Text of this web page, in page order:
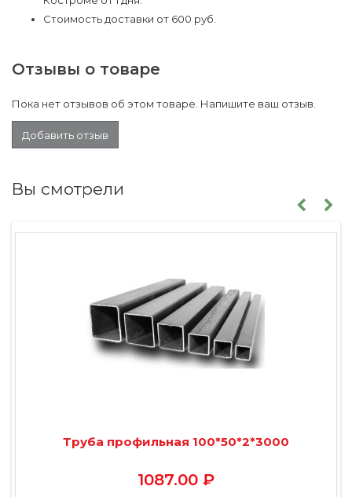
Стоимость доставки от 600 руб.
Отзывы о товаре
Пока нет отзывов об этом товаре. Напишите ваш отзыв.
Добавить отзыв
Вы смотрели
Труба профильная 100*50*2*3000
1087.00 ₽